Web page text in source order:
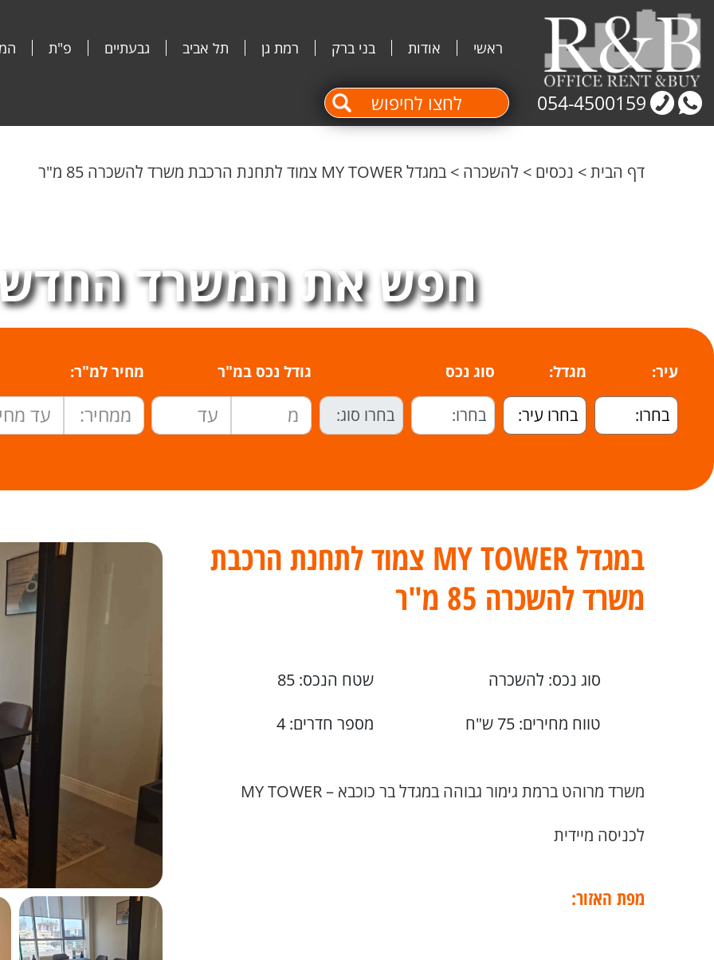
ראשי אודות בני ברק רמת גן תל אביב גבעתיים פ"ת
054-4500159 לחצו לחיפוש
דף הבית> נכסים > להשכרה > במגדל MY TOWER צמוד לתחנת הרכבת משרד להשכרה 85 מ"ר
חפש את המשרד
עיר: מגדל: סוג נכס גודל נכס במ"ר מחיר למ"ר:
במגדל MY TOWER צמוד לתחנת הרכבת
משרד להשכרה 85 מ"ר
סוג נכס: להשכרה שטח הנכס: 85
טווח מחירים: 75 ש"ח מספר חדרים: 4
משרד מרוהט ברמת גימור גבוהה במגדל בר כוכבא – MY TOWER
לכניסה מיידית
מפת האזור: